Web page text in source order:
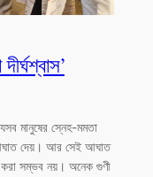
মানুষের স্নেহ-মমতা
দেয়। আর সেই আঘাত
সম্ভব নয়। অনেক গুণী